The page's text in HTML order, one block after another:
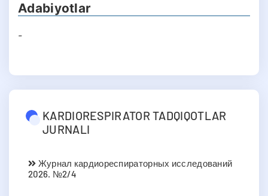
Adabiyotlar
-
KARDIORESPIRATOR TADQIQOTLAR
JURNALI
Журнал кардиореспираторных исследований
2026. №2/4